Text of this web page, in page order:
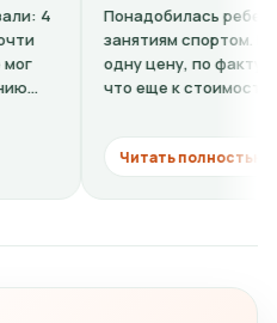
Понадобилась ребенку справка-
занятиям спортом. По телефону
одну цену, по факту в клинике
что еще к стоимости нужно
Читать полностью